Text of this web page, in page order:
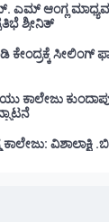
ಆಂಗ್ಲ
ಶ್ರೀನಿತ್
ಕೇಂದ್ರಕ್ಕೆ ಸೀಲಿಂಗ್
ಕಾಲೇಜು
ಕಾಲೇಜು: ವಿಶಾಲಾಕ್ಷಿ